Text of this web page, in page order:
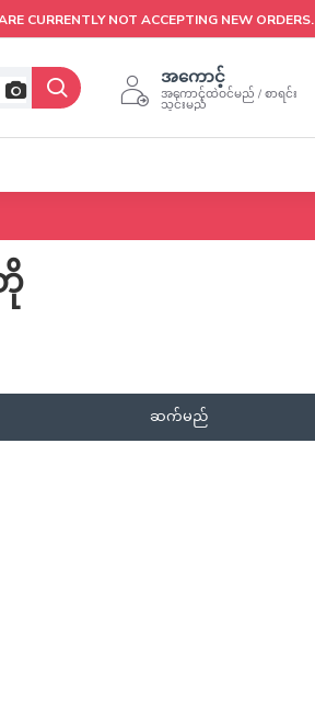
CURRENTLY NOT ACCEPTING NEW ORDERS.
အကောင့်
အကောင့်ထဲဝင်မည် / စာရင်း
သွင်းမည်
ဆက်မည်